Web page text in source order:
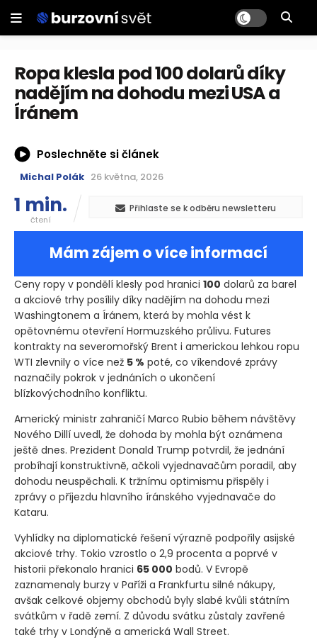
Ropa klesla pod 100 dolarů díky
nadějím na dohodu mezi USA a
Íránem
Poslechněte si článek
Michal Polák 26 května, 2026
1 min.
čtení
Přihlaste se k odběru newsletteru
Mám zájem o více informací
Ceny ropy v pondělí klesly pod hranici 100 dolarů za barel
a akciové trhy posílily díky nadějím na dohodu mezi
Washingtonem a Íránem, která by mohla vést k
opětovnému otevření Hormuzského průlivu. Futures
kontrakty na severomořský Brent i americkou lehkou ropu
WTI zlevnily o více než 5 % poté, co víkendové zprávy
naznačily pokrok v jednáních o ukončení
blízkovýchodního konfliktu.
Americký ministr zahraničí Marco Rubio během návštěvy
Nového Dillí uvedl, že dohoda by mohla být oznámena
ještě dnes. Prezident Donald Trump potvrdil, že jednání
probíhají konstruktivně, ačkoli vyjednavačům poradil, aby
dohodu neuspěchali. K tržnímu optimismu přispěly i
zprávy o příjezdu hlavního íránského vyjednavače do
Kataru.
Vyhlídky na diplomatické řešení výrazně podpořily asijské
akciové trhy. Tokio vzrostlo o 2,9 procenta a poprvé v
historii překonalo hranici 65 000 bodů. V Evropě
zaznamenaly burzy v Paříži a Frankfurtu silné nákupy,
avšak celkové objemy obchodů byly slabé kvůli státním
svátkům v řadě zemí. Z důvodu svátku zůstaly zavřené
také trhy v Londýně a americká Wall Street.